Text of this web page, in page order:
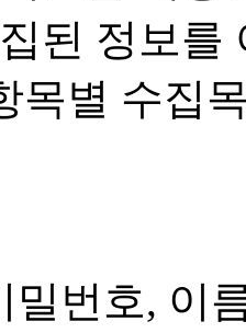
된 정보를
목별 수집
밀번호, 이